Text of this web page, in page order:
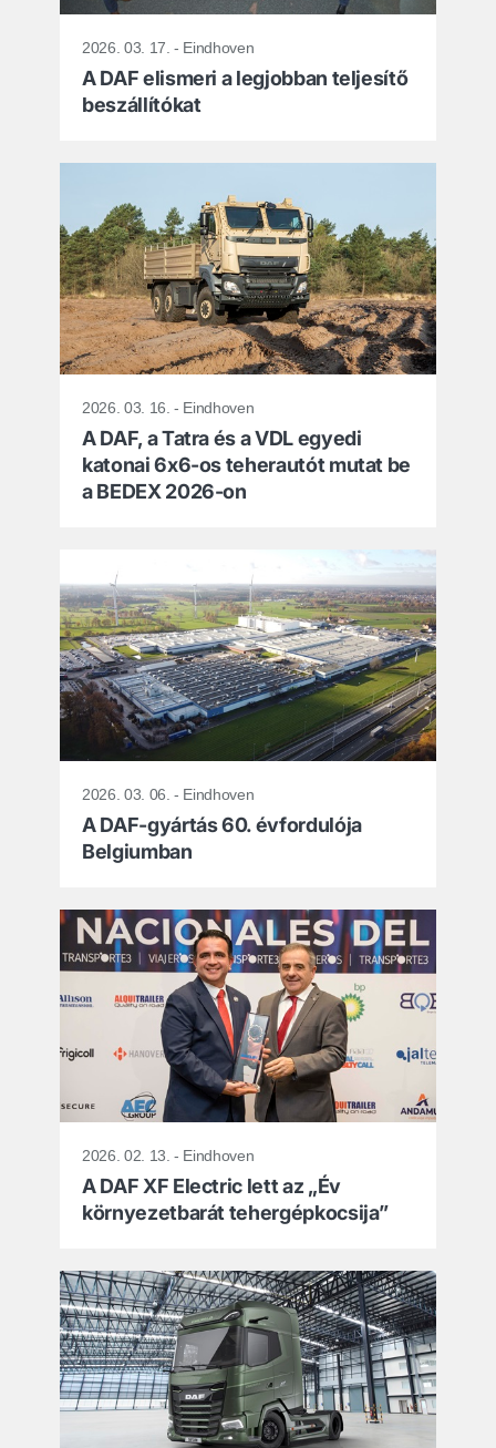
2026. 03. 17. - Eindhoven
A DAF elismeri a legjobban teljesítő
beszállítókat
2026. 03. 16. - Eindhoven
A DAF, a Tatra és a VDL egyedi
katonai 6x6-os teherautót mutat be
a BEDEX 2026-on
2026. 03. 06. - Eindhoven
A DAF-gyártás 60. évfordulója
Belgiumban
2026. 02. 13. - Eindhoven
A DAF XF Electric lett az „Év
környezetbarát tehergépkocsija”